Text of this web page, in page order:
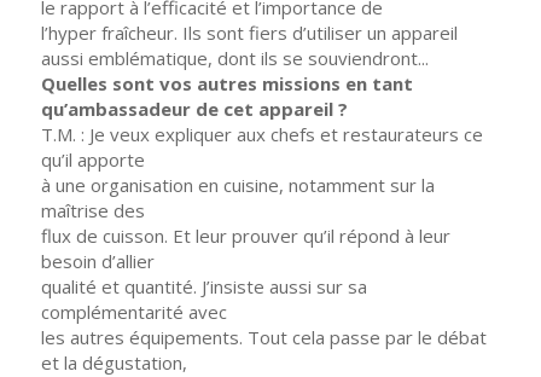
le rapport à l’efficacité et l’importance de
l’hyper fraîcheur. Ils sont fiers d’utiliser un appareil
aussi emblématique, dont ils se souviendront...
Quelles sont vos autres missions en tant
qu’ambassadeur de cet appareil ?
T.M. : Je veux expliquer aux chefs et restaurateurs ce
qu’il apporte
à une organisation en cuisine, notamment sur la
maîtrise des
flux de cuisson. Et leur prouver qu’il répond à leur
besoin d’allier
qualité et quantité. J’insiste aussi sur sa
complémentarité avec
les autres équipements. Tout cela passe par le débat
et la dégustation,